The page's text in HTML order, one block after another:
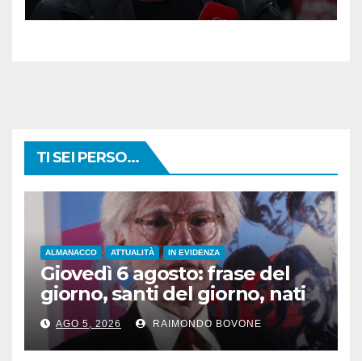
TI SEI PERSO...
ALMANACCO ATTUALITÀ IN EVIDENZA
Giovedì 6 agosto: frase del
giorno, santi del giorno, nati
famosi, accadde oggi
AGO 5, 2026 RAIMONDO BOVONE